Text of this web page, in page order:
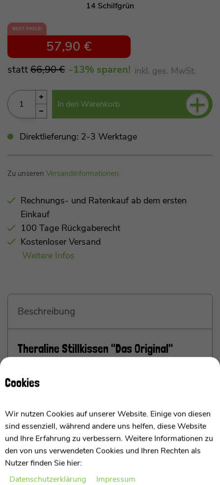
14 Schilfgrün
BEST PRICE!
57,90 €
statt66,90 € -13% sparen! inkl. ges. MwSt.
In den Warenkorb +
Direktlieferung: 2-3 Werktage
Zu unseren Versandinformationen
Rechnungs- und Ratenkauf ab dem ersten
Einkauf
100 Tage Rückgaberecht
Kostenloser Versand
Weitere Infos
Beschreibung
Theraline Stillkissen "Das Original"
Das Stillkissen mit Mikro-Perlenfüllung von Theraline
ist der optimale Helfer für die unterschiedlichsten
Situationen.
Stillkissen Original von Theraline
Cookies
Wir nutzen Cookies auf unserer Website. Einige von diesen
sind essenziell, während andere uns helfen, diese Website
und Ihre Erfahrung zu verbessern. Weitere Informationen zu
den von uns verwendeten Cookies und Ihren Rechten als
Nutzer finden Sie hier:
Daten­schutz­erklärung
Impressum